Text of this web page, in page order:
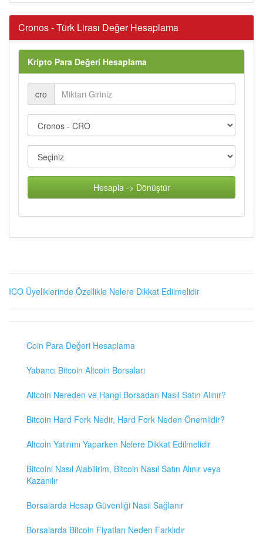
Cronos - Türk Lirası Değer Hesaplama
Kripto Para Değeri Hesaplama
cro
Hesapla -> Dönüştür
ICO Üyeliklerinde Özellikle Nelere Dikkat Edilmelidir
Coin Para Değeri Hesaplama
Yabancı Bitcoin Altcoin Borsaları
Altcoin Nereden ve Hangi Borsadan Nasıl Satın Alınır?
Bitcoin Hard Fork Nedir, Hard Fork Neden Önemlidir?
Altcoin Yatırımı Yaparken Nelere Dikkat Edilmelidir
Bitcoini Nasıl Alabilirim, Bitcoin Nasıl Satın Alınır veya
Kazanılır
Borsalarda Hesap Güvenliği Nasıl Sağlanır
Borsalarda Bitcoin Fiyatları Neden Farklıdır